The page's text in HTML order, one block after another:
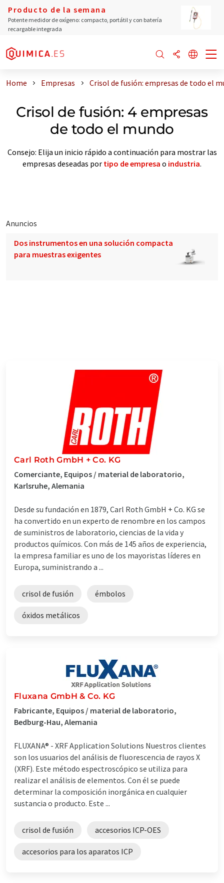
Producto de la semana
Potente medidor de oxígeno: compacto, portátil y con batería
recargable integrada
Home Empresas Crisol de fusión: empresas de todo el
Crisol de fusión: 4 empresas
de todo el mundo
Consejo: Elija un inicio rápido a continuación para mostrar las
empresas deseadas por tipo de empresa o industria.
Anuncios
Dos instrumentos en una solución compacta
para muestras exigentes
Carl Roth GmbH + Co. KG
Comerciante, Equipos / material de laboratorio,
Karlsruhe, Alemania
Desde su fundación en 1879, Carl Roth GmbH + Co. KG se
ha convertido en un experto de renombre en los campos
de suministros de laboratorio, ciencias de la vida y
productos químicos. Con más de 145 años de experiencia,
la empresa familiar es uno de los mayoristas líderes en
Europa, suministrando a ...
crisol de fusión émbolos
óxidos metálicos
Fluxana GmbH & Co. KG
Fabricante, Equipos / material de laboratorio,
Bedburg-Hau, Alemania
FLUXANA® - XRF Application Solutions Nuestros clientes
son los usuarios del análisis de fluorescencia de rayos X
(XRF). Este método espectroscópico se utiliza para
realizar el análisis de elementos. Con él se puede
determinar la composición inorgánica en cualquier
sustancia o producto. Este ...
crisol de fusión accesorios ICP-OES
accesorios para los aparatos ICP